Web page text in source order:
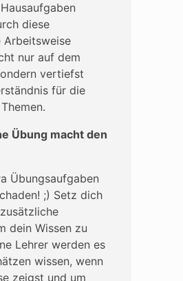
diese
Arbeitsweise
nur auf dem
vertiefst
für die
Übung macht den
Übungsaufgaben
;) Setz dich
dein Wissen zu
Lehrer werden es
wissen, wenn
zeigst und um